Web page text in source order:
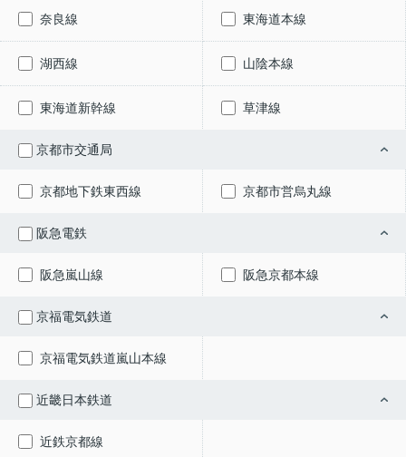
奈良線 東海道本線
湖西線 山陰本線
東海道新幹線 草津線
京都市交通局
京都地下鉄東西線 京都市営烏丸線
阪急電鉄
阪急嵐山線 阪急京都本線
京福電気鉄道
京福電気鉄道嵐山本線
近畿日本鉄道
近鉄京都線